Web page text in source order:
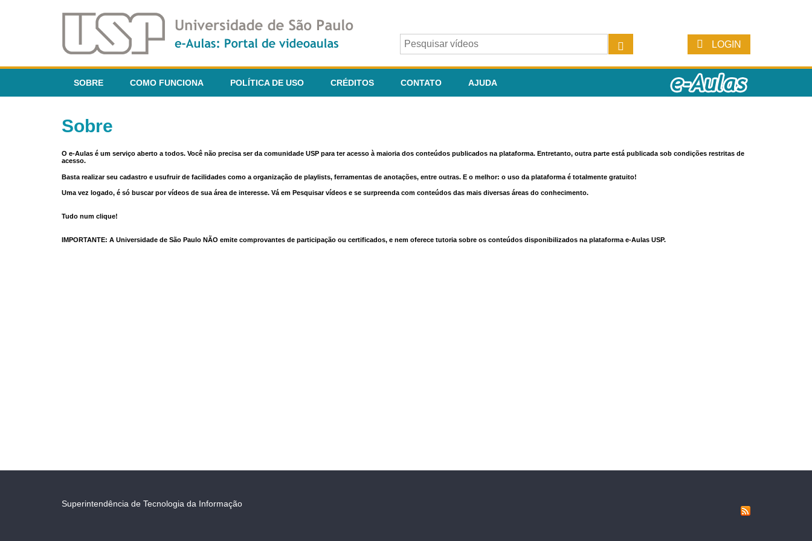
LOGIN
SOBRE COMO FUNCIONA POLÍTICA DE USO CRÉDITOS CONTATO AJUDA
Sobre
O e-Aulas é um serviço aberto a todos. Você não precisa ser da comunidade USP para ter acesso à maioria dos conteúdos publicados na plataforma. Entretanto, outra parte está publicada sob condições restritas de
acesso.
Basta realizar seu cadastro e usufruir de facilidades como a organização de playlists, ferramentas de anotações, entre outras. E o melhor: o uso da plataforma é totalmente gratuito!
Uma vez logado, é só buscar por vídeos de sua área de interesse. Vá em Pesquisar vídeos e se surpreenda com conteúdos das mais diversas áreas do conhecimento.
Tudo num clique!
IMPORTANTE: A Universidade de São Paulo NÃO emite comprovantes de participação ou certificados, e nem oferece tutoria sobre os conteúdos disponibilizados na plataforma e-Aulas USP.
Superintendência de Tecnologia da Informação